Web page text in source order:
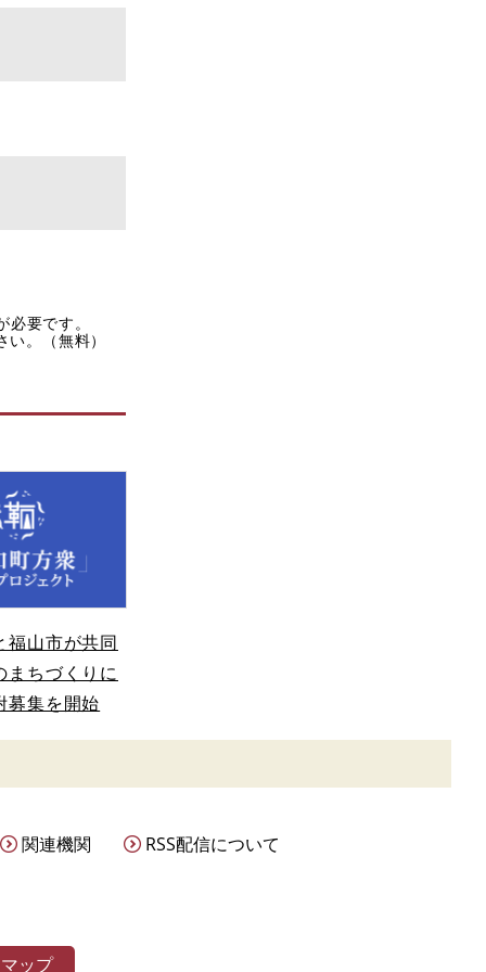
要です。
。（無料）
福山市が共同
まちづくりに
募集を開始
関連機関 RSS配信について
ップ